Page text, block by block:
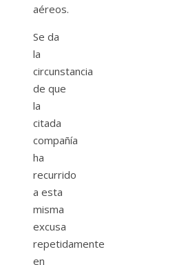
aéreos.
Se da
la
circunstancia
de que
la
citada
compañía
ha
recurrido
a esta
misma
excusa
repetidamente
en